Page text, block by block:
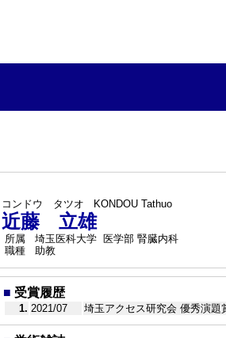
コンドウ タツオ
KONDOU Tathuo
近藤 立雄
所属
埼玉医科大学 医学部 腎臓内科
職種
助教
■ 受賞履歴
1. 2021/07 埼玉アクセス研究会 優秀演題